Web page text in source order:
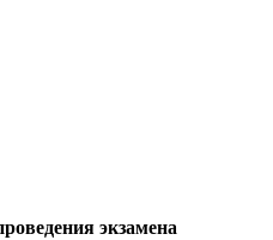
экзамена